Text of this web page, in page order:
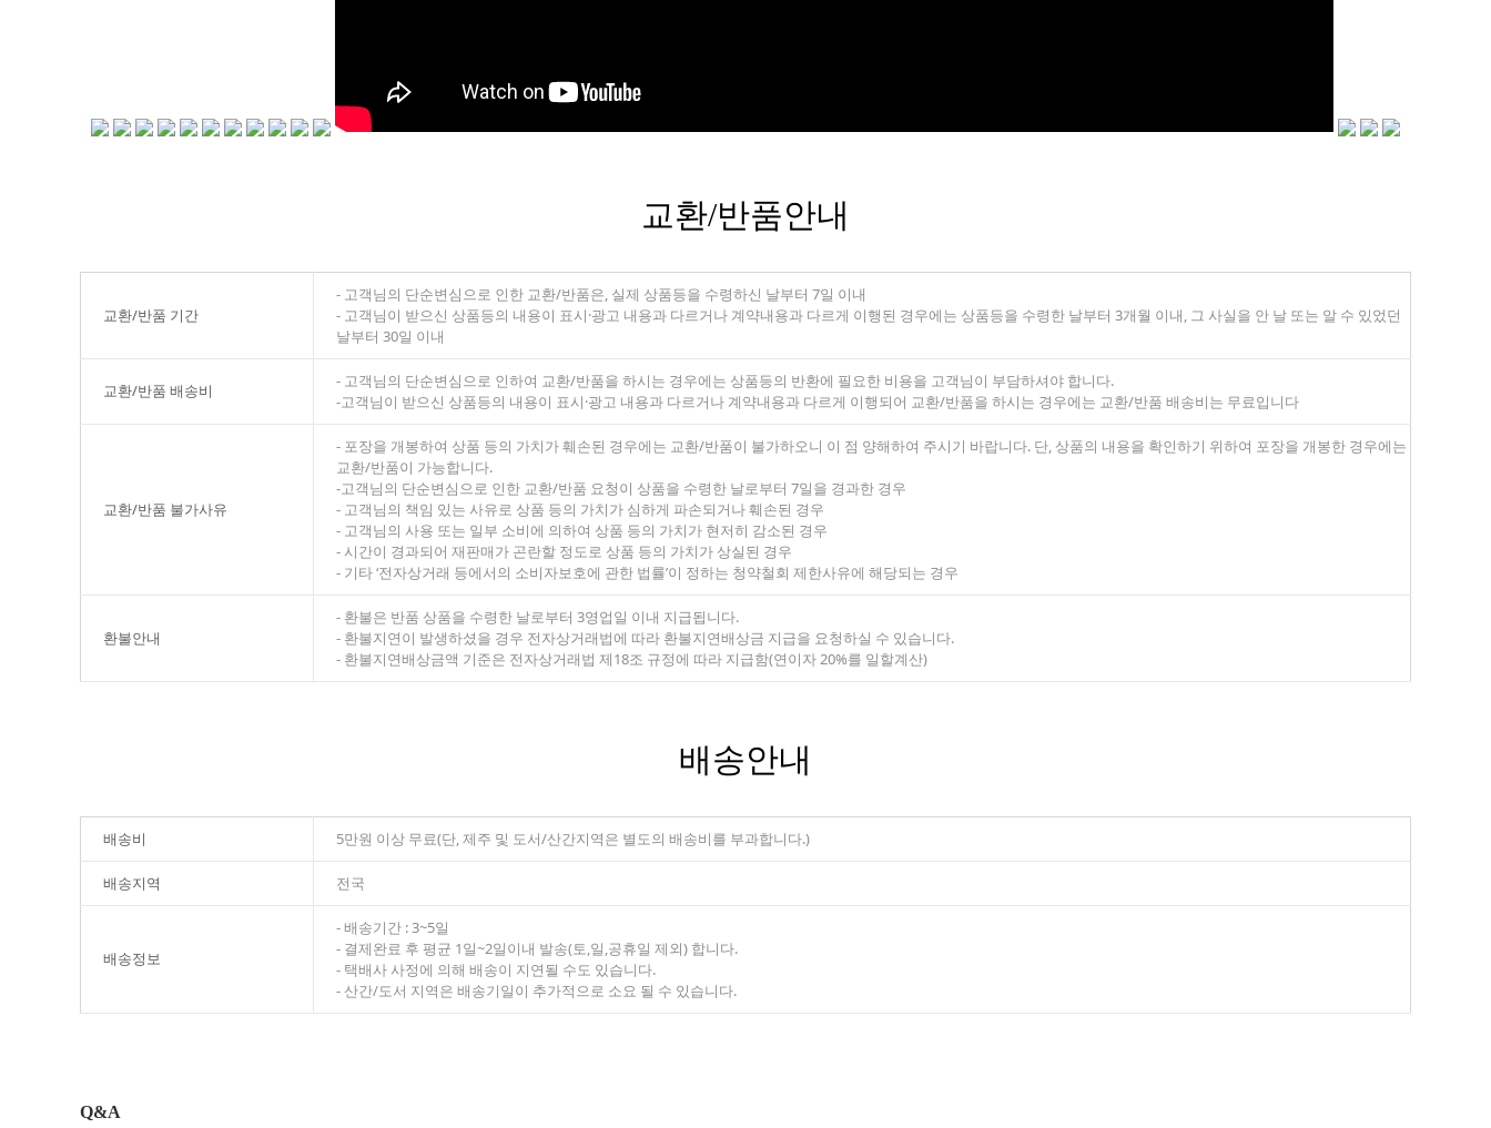
교환/반품안내
교환/반품 기간
- 고객님의 단순변심으로 인한 교환/반품은, 실제 상품등을 수령하신 날부터 7일 이내
- 고객님이 받으신 상품등의 내용이 표시·광고 내용과 다르거나 계약내용과 다르게 이행된 경우에는 상품등을 수령한 날부터 3개월 이내, 그 사실을 안 날 또는 알 수 있었던
날부터 30일 이내
교환/반품 배송비
- 고객님의 단순변심으로 인하여 교환/반품을 하시는 경우에는 상품등의 반환에 필요한 비용을 고객님이 부담하셔야 합니다.
-고객님이 받으신 상품등의 내용이 표시·광고 내용과 다르거나 계약내용과 다르게 이행되어 교환/반품을 하시는 경우에는 교환/반품 배송비는 무료입니다
교환/반품 불가사유
- 포장을 개봉하여 상품 등의 가치가 훼손된 경우에는 교환/반품이 불가하오니 이 점 양해하여 주시기 바랍니다. 단, 상품의 내용을 확인하기 위하여 포장을 개봉한 경우에는
교환/반품이 가능합니다.
-고객님의 단순변심으로 인한 교환/반품 요청이 상품을 수령한 날로부터 7일을 경과한 경우
- 고객님의 책임 있는 사유로 상품 등의 가치가 심하게 파손되거나 훼손된 경우
- 고객님의 사용 또는 일부 소비에 의하여 상품 등의 가치가 현저히 감소된 경우
- 시간이 경과되어 재판매가 곤란할 정도로 상품 등의 가치가 상실된 경우
- 기타 ‘전자상거래 등에서의 소비자보호에 관한 법률’이 정하는 청약철회 제한사유에 해당되는 경우
환불안내
- 환불은 반품 상품을 수령한 날로부터 3영업일 이내 지급됩니다.
- 환불지연이 발생하셨을 경우 전자상거래법에 따라 환불지연배상금 지급을 요청하실 수 있습니다.
- 환불지연배상금액 기준은 전자상거래법 제18조 규정에 따라 지급함(연이자 20%를 일할계산)
배송안내
배송비 5만원 이상 무료(단, 제주 및 도서/산간지역은 별도의 배송비를 부과합니다.)
배송지역 전국
배송정보
- 배송기간 : 3~5일
- 결제완료 후 평균 1일~2일이내 발송(토,일,공휴일 제외) 합니다.
- 택배사 사정에 의해 배송이 지연될 수도 있습니다.
- 산간/도서 지역은 배송기일이 추가적으로 소요 될 수 있습니다.
Q&A